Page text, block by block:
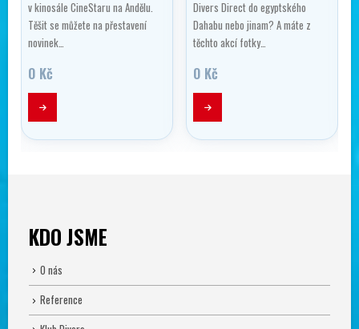
v kinosále CineStaru na Andělu.
Těšit se můžete na přestavení
novinek…
0 Kč
Divers Direct do egyptského
Dahabu nebo jinam? A máte z
těchto akcí fotky…
0 Kč
KDO JSME
O nás
Reference